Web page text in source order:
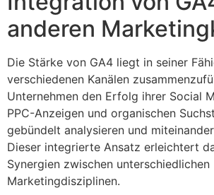
anderen
Die Stärke von GA4 liegt in seiner
verschiedenen Kanälen
Unternehmen den Erfolg ihrer Social
PPC-Anzeigen und organischen
gebündelt analysieren und
Dieser integrierte Ansatz erleichtert
Synergien zwischen unterschiedlichen
Marketingdisziplinen.